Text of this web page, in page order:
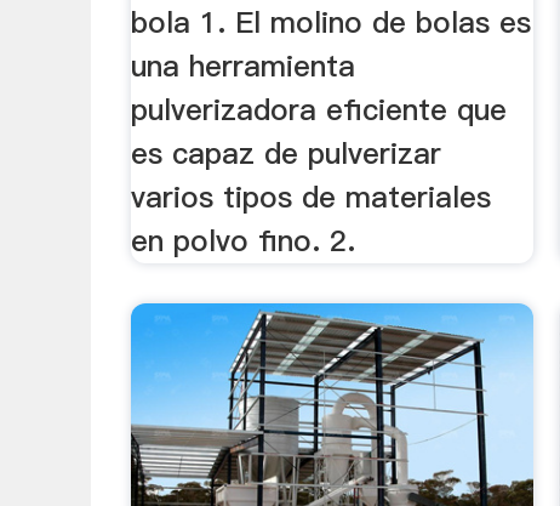
bola 1. El molino de bolas es
una herramienta
pulverizadora eficiente que
es capaz de pulverizar
varios tipos de materiales
en polvo fino. 2.